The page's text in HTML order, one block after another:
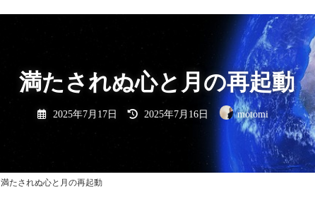
満たされぬ心と月の再起動
2025年7月17日
終
2025年7月16日 motomi
満たされぬ心と月の再起動